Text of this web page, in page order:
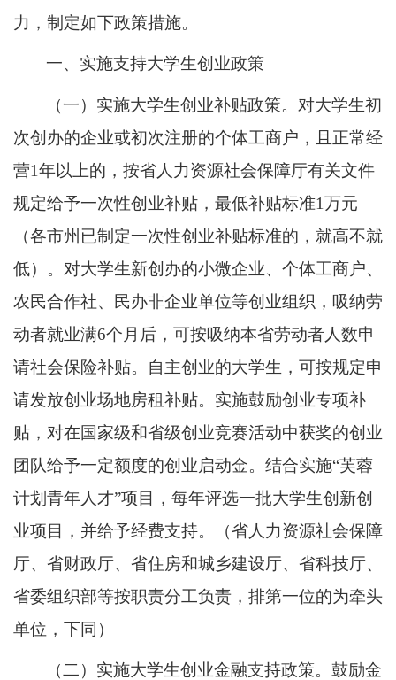
力，制定如下政策措施。
一、实施支持大学生创业政策
（一）实施大学生创业补贴政策。对大学生初
次创办的企业或初次注册的个体工商户，且正常经
营1年以上的，按省人力资源社会保障厅有关文件
规定给予一次性创业补贴，最低补贴标准1万元
（各市州已制定一次性创业补贴标准的，就高不就
低）。对大学生新创办的小微企业、个体工商户、
农民合作社、民办非企业单位等创业组织，吸纳劳
动者就业满6个月后，可按吸纳本省劳动者人数申
请社会保险补贴。自主创业的大学生，可按规定申
请发放创业场地房租补贴。实施鼓励创业专项补
贴，对在国家级和省级创业竞赛活动中获奖的创业
团队给予一定额度的创业启动金。结合实施“芙蓉
计划青年人才”项目，每年评选一批大学生创新创
业项目，并给予经费支持。（省人力资源社会保障
厅、省财政厅、省住房和城乡建设厅、省科技厅、
省委组织部等按职责分工负责，排第一位的为牵头
单位，下同）
（二）实施大学生创业金融支持政策。鼓励金